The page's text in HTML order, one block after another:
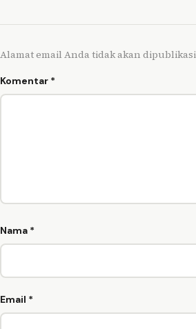
Alamat email Anda tidak akan
Komentar *
Nama *
Email *